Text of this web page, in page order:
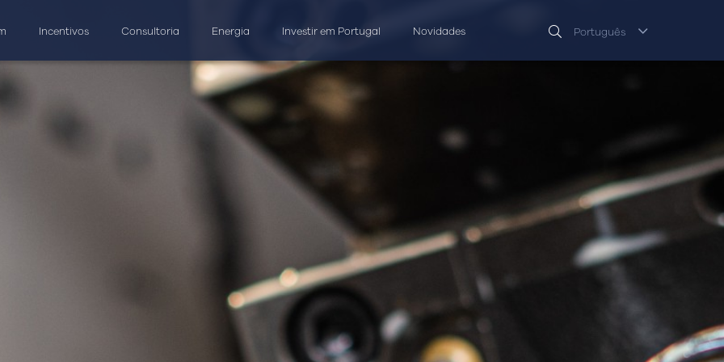
Incentivos Consultoria Energia Investir em Portugal Novidades Português